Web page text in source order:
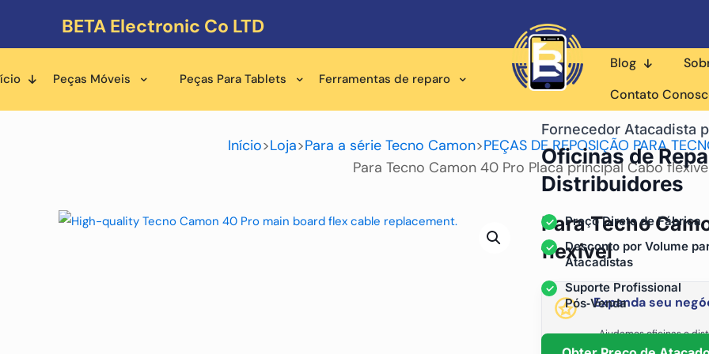
BETA Electronic Co LTD
Peças Móveis Peças Para Tablets Ferramentas de reparo
Blog
Contato
Início>Loja>Para a série Tecno Camon>PEÇAS DE REPOSIÇÃO PARA
Para Tecno Camon 40 Pro Placa principal Cabo
Para Tecno
flexível
Expanda seu
Ajudamos oficinas e
fornecimento
Fornecedor Atacadista
Oficinas de
Distribuidores
Preço Direto de Fábrica
Desconto por Volume
Atacadistas
Suporte Profissional
Pós‑Venda